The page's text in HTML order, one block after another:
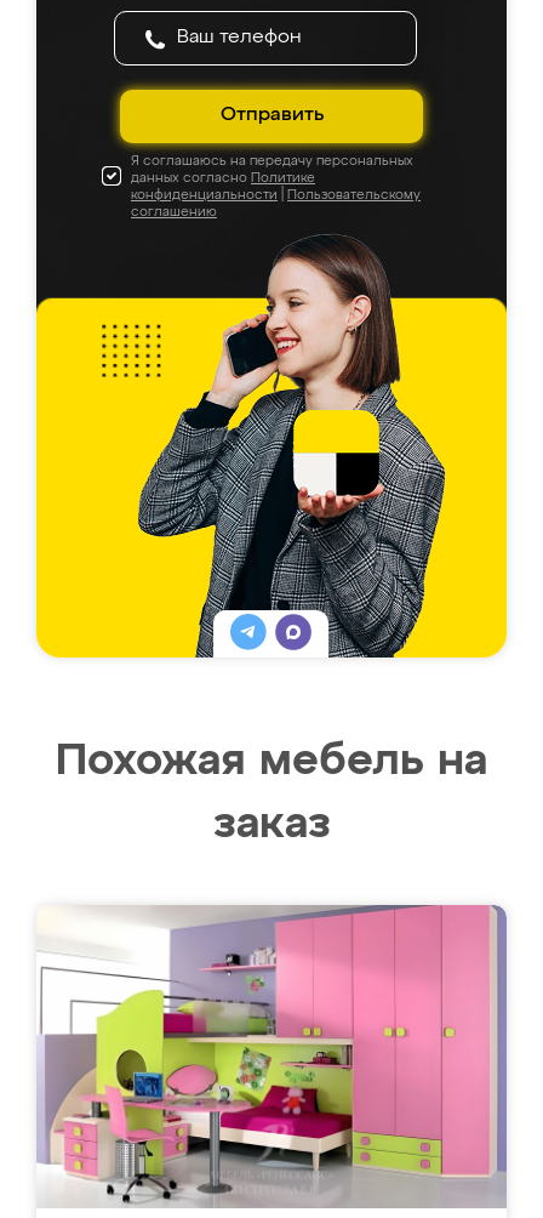
Отправить
Я соглашаюсь на передачу персональных
данных согласно Политике
конфиденциальности
Пользовательскому
соглашению
Похожая мебель на
заказ